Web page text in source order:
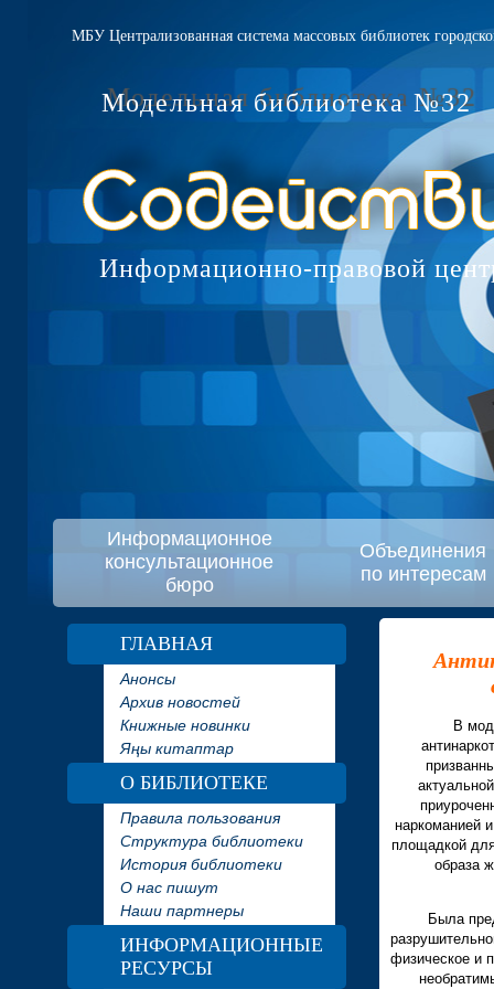
МБУ Централизованная система массовых библиотек
Модельная библиотека №32
Информационно-правовой
Информационное
консультационное
бюро
Объединения
по интересам
ГЛАВНАЯ
Анонсы
Архив новостей
Книжные новинки
Яңы китаптар
О БИБЛИОТЕКЕ
Правила пользования
Структура библиотеки
История библиотеки
О нас пишут
Наши партнеры
ИНФОРМАЦИОННЫЕ
РЕСУРСЫ
В
наркоманией
площадкой для
образа
Была
физическое и